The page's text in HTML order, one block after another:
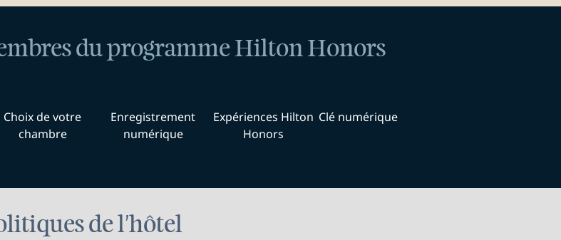
du programme Hilton Honors
Choix de votre
chambre
Enregistrement
numérique
Expériences Hilton
Honors
Clé numérique
de l'hôtel